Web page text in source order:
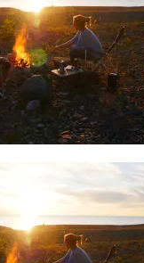
TECHNIK